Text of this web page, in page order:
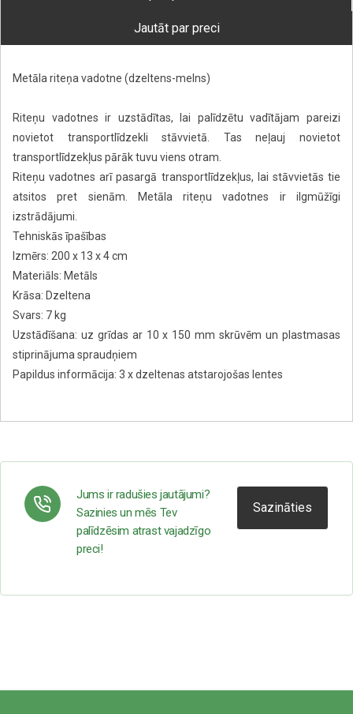
Jautāt par preci
Metāla riteņa vadotne (dzeltens-melns)
Riteņu vadotnes ir uzstādītas, lai palīdzētu vadītājam pareizi
novietot transportlīdzekli stāvvietā. Tas neļauj novietot
transportlīdzekļus pārāk tuvu viens otram.
Riteņu vadotnes arī pasargā transportlīdzekļus, lai stāvvietās tie
atsitos pret sienām. Metāla riteņu vadotnes ir ilgmūžīgi
izstrādājumi.
Tehniskās īpašības
Izmērs: 200 x 13 x 4 cm
Materiāls: Metāls
Krāsa: Dzeltena
Svars: 7 kg
Uzstādīšana: uz grīdas ar 10 x 150 mm skrūvēm un plastmasas
stiprinājuma spraudņiem
Papildus informācija: 3 x dzeltenas atstarojošas lentes
Jums ir radušies jautājumi?
Sazinies un mēs Tev
palīdzēsim atrast vajadzīgo
preci!
Sazināties